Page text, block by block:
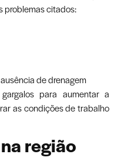
problemas citados:
de drenagem
para aumentar a
as condições de trabalho
região